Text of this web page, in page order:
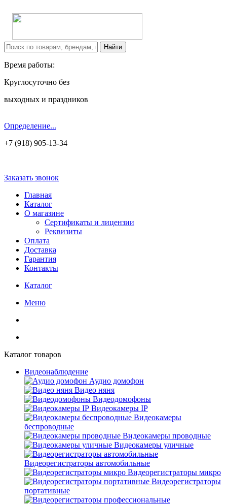
Время работы:
Круглосуточно без
выходных и праздников
Определение...
+7 (918) 905-13-34
Заказать звонок
Главная
Каталог
О магазине
Сертификаты и лицензии
Реквизиты
Оплата
Доставка
Гарантия
Контакты
Каталог
Меню
Каталог товаров
Видеонаблюдение
Аудио домофон
Видео няня
Видеодомофоны
Видеокамеры IP
Видеокамеры
беспроводные
Видеокамеры проводные
Видеокамеры уличные
Видеорегистраторы автомобильные
Видеорегистраторы микро
Видеорегистраторы
портативные